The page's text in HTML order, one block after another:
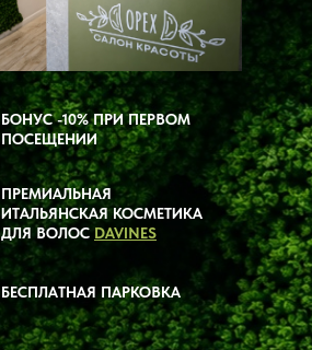
ПРЕМИАЛЬНАЯ
ИТАЛЬЯНСКАЯ КОСМЕТИКА
ДЛЯ ВОЛОС DAVINES
БЕСПЛАТНАЯ ПАРКОВКА
БОНУС -10% ПРИ ПЕРВОМ
ПОСЕЩЕНИИ